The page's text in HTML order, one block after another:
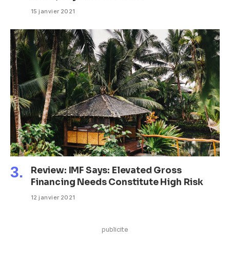
15 janvier 2021
Review: IMF Says: Elevated Gross
Financing Needs Constitute High Risk
12 janvier 2021
publicite